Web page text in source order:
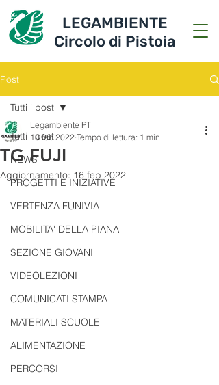
LEGAMBIENTE
Circolo di Pistoia
Post
Tutti i post
NEWS
PROGETTI E INIZIATIVE
VERTENZA FUNIVIA
MOBILITA' DELLA PIANA
SEZIONE GIOVANI
VIDEOLEZIONI
COMUNICATI STAMPA
MATERIALI SCUOLE
ALIMENTAZIONE
PERCORSI
Tutti i post
TG FUJI
Legambiente PT
10 feb 2022 Tempo di lettura: 1 min
Aggiornamento: 16 feb 2022